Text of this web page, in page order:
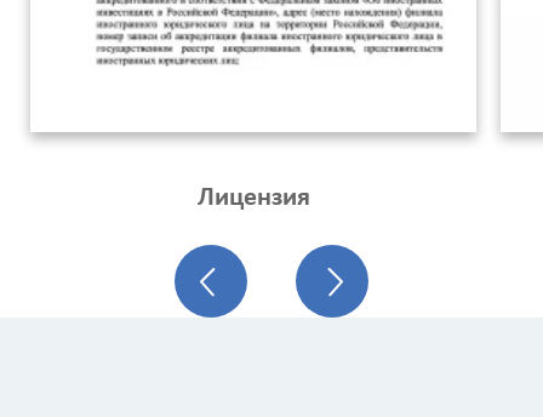
Лицензия
Калькулятор
расчёта